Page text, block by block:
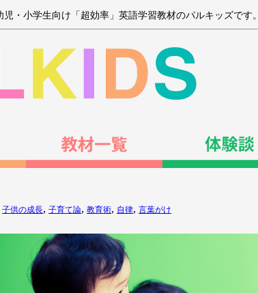
・小学生向け「超効率」英語学習教材のパルキッズです。
子供の成長, 子育て論, 教育術, 自律, 言葉がけ